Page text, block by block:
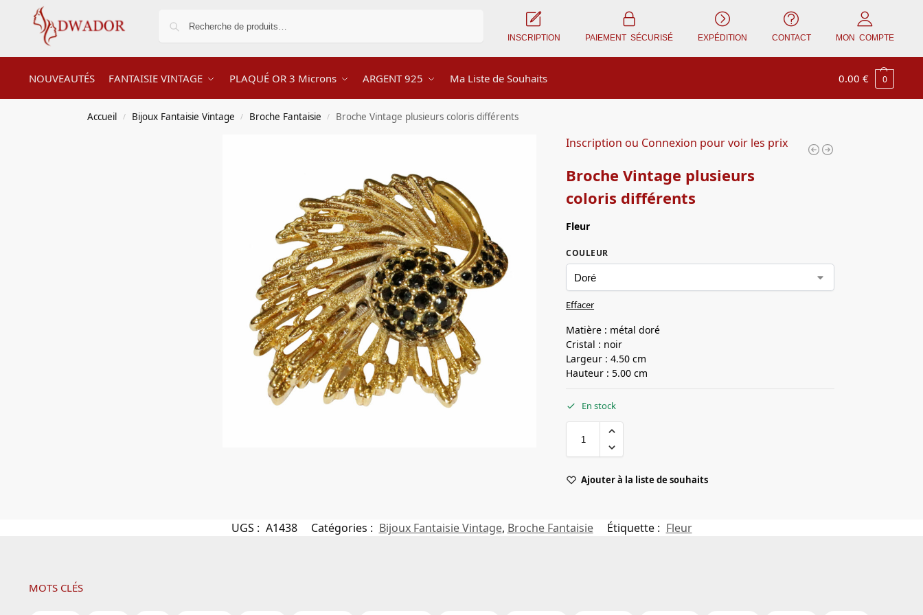
INSCRIPTION PAIEMENT SÉCURISÉ EXPÉDITION CONTACT MON COMPTE
NOUVEAUTÉS FANTAISIE VINTAGE PLAQUÉ OR 3 Microns ARGENT 925 Ma Liste de Souhaits 0.00€ 0
Accueil / Bijoux Fantaisie Vintage / Broche Fantaisie / Broche Vintage plusieurs coloris différents
Inscription ou Connexion pour voir les prix
Broche Vintage plusieurs
coloris différents
Fleur
COULEUR
Effacer
Matière : métal doré
Cristal : noir
Largeur : 4.50 cm
Hauteur : 5.00 cm
En stock
Ajouter à la liste de souhaits
UGS : A1438 Catégories : Bijoux Fantaisie Vintage, Broche Fantaisie Étiquette : Fleur
MOTS CLÉS